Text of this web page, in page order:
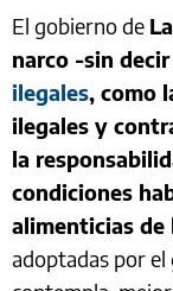
El gobierno de
narco -sin
ilegales, como
ilegales y
la
condiciones
alimenticias de
adoptadas por